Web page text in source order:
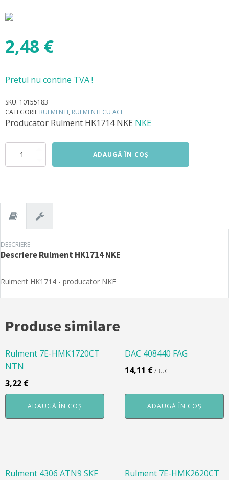
2,48 €
Pretul nu contine TVA !
SKU: 10155183
CATEGORII: RULMENTI, RULMENTI CU ACE
Producator Rulment HK1714 NKE NKE
Cantitate
ADAUGĂ ÎN COȘ
DESCRIERE
DescriereRulment HK1714 NKE
Rulment HK1714 - producator NKE
Produse similare
Rulment 7E-HMK1720CT
NTN
3,22 €
ADAUGĂ ÎN COȘ
DAC 408440 FAG
14,11 €/BUC
ADAUGĂ ÎN COȘ
Rulment 4306 ATN9 SKF
Rulment 7E-HMK2620CT